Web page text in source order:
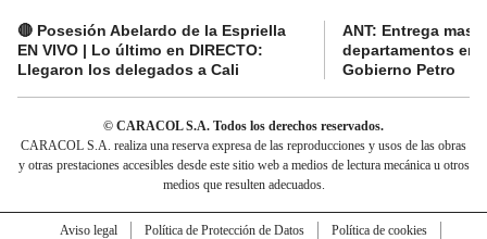
🔴 Posesión Abelardo de la Espriella
EN VIVO | Lo último en DIRECTO:
Llegaron los delegados a Cali
ANT: Entrega
departamentos en
Gobierno Petro
© CARACOL S.A. Todos los derechos reservados.
CARACOL S.A. realiza una reserva expresa de las reproducciones y usos de las obras
y otras prestaciones accesibles desde este sitio web a medios de lectura mecánica u otros
medios que resulten adecuados.
Aviso legal Política de Protección de Datos
Política de cookies